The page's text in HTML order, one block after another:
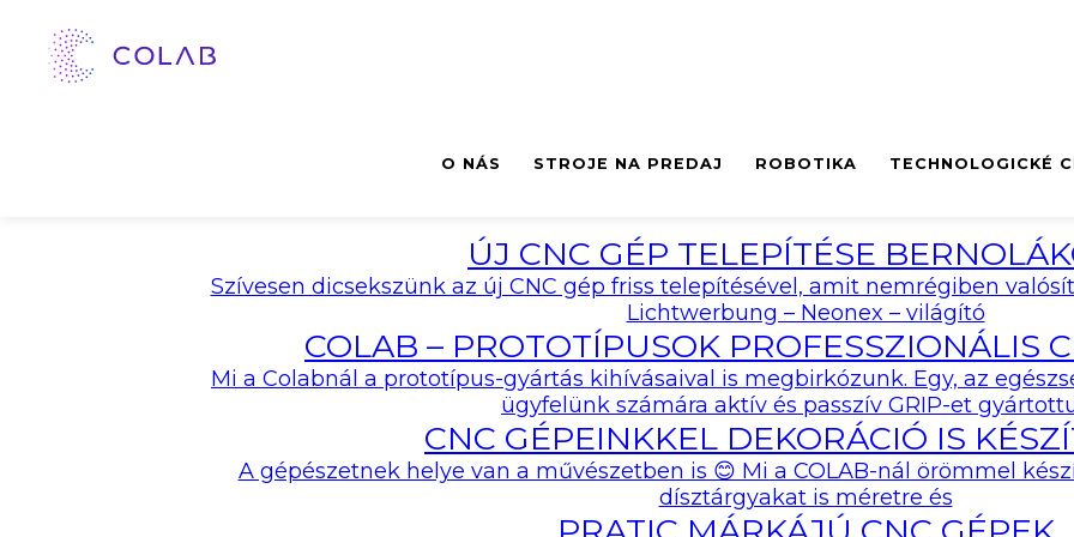
O NÁS STROJE NA PREDAJ
VLÁKNOVÝ LASER
SÉRIA WALC-F
LT / TP – VLÁKNOVÝ
REZACÍ LASER NA
RÚR A PROFILOV
AUTOBOT 3015
CNC OBRÁBACIE STROJE
OBRÁBACIE
CNC SÚSTRUH
VYSOKO VÝKONNÉ
CNC OBRÁBACIE
SÉRIA DV
5-OSOVÉ
OBRÁBACIE
DU
UNIVERZÁLNE
CENTRUM S 5
ROBOTIKA TECHNOLOGICKÉ
Eladó gépek
Gépek megjelenítése
ÚJ CNC GÉP TELEPÍTÉSE
Szívesen dicsekszünk az új CNC gép friss telepítésével, amit nemrégiben
Lichtwerbung – Neonex – világító
COLAB – PROTOTÍPUSOK PROFESSZIONÁLIS
Mi a Colabnál a prototípus-gyártás kihívásaival is megbirkózunk. Egy, az
ügyfelünk számára aktív és passzív GRIP-et
CNC GÉPEINKKEL DEKORÁCIÓ IS
A gépészetnek helye van a művészetben is 😊 Mi a COLAB-nál örömmel
dísztárgyakat is méretre és